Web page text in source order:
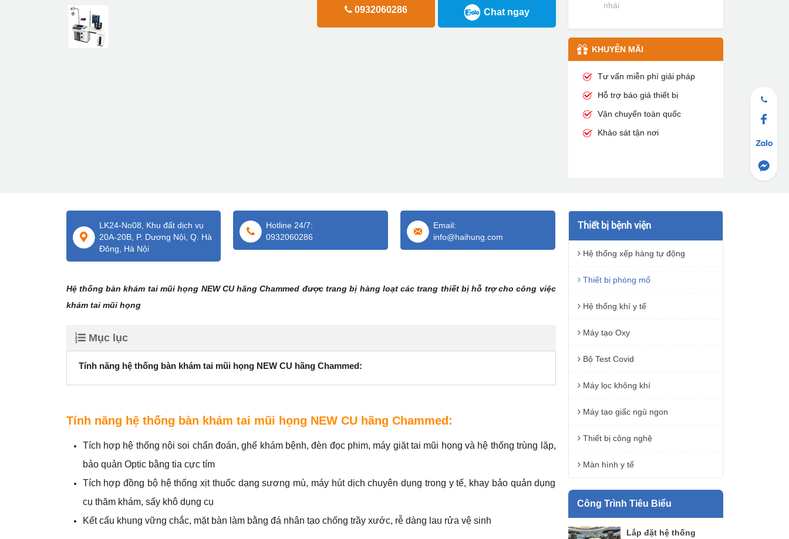
0932060286 Chat ngay
nhái
KHUYỄN MÃI
Tư vấn miễn phí giải pháp
Hỗ trợ báo giá thiết bị
Vận chuyển toàn quốc
Khảo sát tận nơi
LK24-No08, Khu đất dịch vụ
20A-20B, P. Dương Nội, Q. Hà
Đông, Hà Nội
Hotline 24/7:
0932060286
Email:
info@haihung.com
Hệ thống bàn khám tai mũi họng NEW CU hãng Chammed được trang bị hàng loạt các trang thiết bị hỗ trợ cho công việc
khám tai mũi họng
Mục lục
Tính năng hệ thống bàn khám tai mũi họng NEW CU hãng Chammed:
Tính năng hệ thống bàn khám tai mũi họng NEW CU hãng Chammed:
Tích hợp hệ thống nội soi chẩn đoán, ghế khám bệnh, đèn đọc phim, máy giặt tai mũi họng và hệ thống trùng lặp,
bảo quản Optic bằng tia cực tím
Tích hợp đồng bộ hệ thống xịt thuốc dạng sương mù, máy hút dịch chuyên dụng trong y tế, khay bảo quản dụng
cụ thăm khám, sấy khô dụng cụ
Kết cấu khung vững chắc, mặt bàn làm bằng đá nhân tạo chống trầy xước, rễ dàng lau rửa vệ sinh
Thiết bị bệnh viện
Hệ thống xếp hàng tự động
Thiết bị phòng mổ
Hệ thống khí y tế
Máy tạo Oxy
Bộ Test Covid
Máy lọc không khí
Máy tạo giấc ngủ ngon
Thiết bị công nghệ
Màn hình y tế
Công Trình Tiêu Biểu
Lắp đặt hệ thống